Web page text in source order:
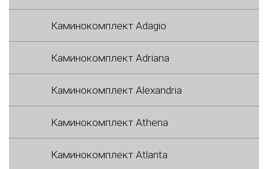
Каминокомплект Adagio
Каминокомплект Adriana
Каминокомплект Alexandria
Каминокомплект Athena
Каминокомплект Atlanta